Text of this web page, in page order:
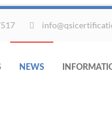
NEWS